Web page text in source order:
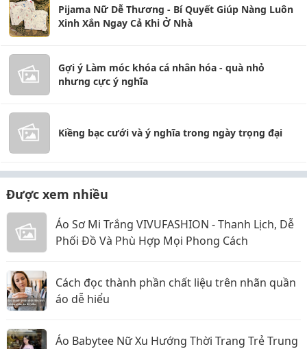
Pijama Nữ Dễ Thương - Bí Quyết Giúp Nàng Luôn
Xinh Xắn Ngay Cả Khi Ở Nhà
Gợi ý Làm móc khóa cá nhân hóa - quà nhỏ
nhưng cực ý nghĩa
Kiềng bạc cưới và ý nghĩa trong ngày trọng đại
Được xem nhiều
Áo Sơ Mi Trắng VIVUFASHION - Thanh Lịch, Dễ
Phối Đồ Và Phù Hợp Mọi Phong Cách
Cách đọc thành phần chất liệu trên nhãn quần
áo dễ hiểu
Áo Babytee Nữ Xu Hướng Thời Trang Trẻ Trung